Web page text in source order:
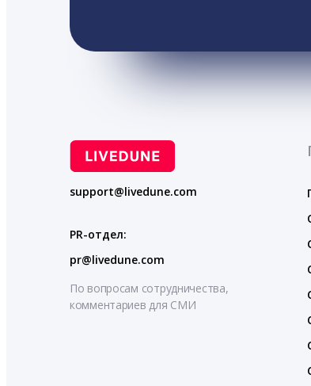
support@livedune.com
PR-отдел:
pr@livedune.com
По вопросам сотрудничества,
комментариев для СМИ